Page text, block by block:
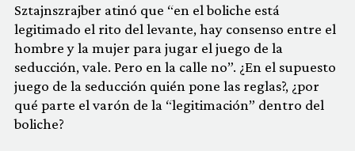
Sztajnszrajber atinó que “en el boliche está
legitimado el rito del levante, hay consenso entre el
hombre y la mujer para jugar el juego de la
seducción, vale. Pero en la calle no”. ¿En el supuesto
juego de la seducción quién pone las reglas?, ¿por
qué parte el varón de la “legitimación” dentro del
boliche?